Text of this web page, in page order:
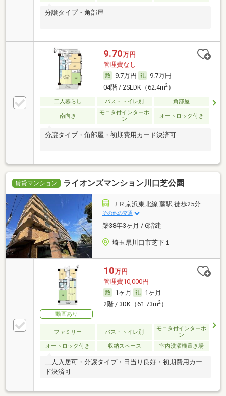
分譲タイプ・角部屋
9.70万円
管理費なし
9.7万円
9.7万円
04階 / 2SLDK（62.4m2）
二人暮らし バス・トイレ別 角部屋
南向き
モニタ付インターホ
ン
オートロック付き
分譲タイプ・角部屋・初期費用カード決済可
賃貸マンション ライオンズマンション川口芝公園
ＪＲ京浜東北線 蕨駅 徒歩25分
その他の交通
築38年3ヶ月 / 6階建
埼玉県川口市芝下１
動画あり
10万円
管理費10,000円
1ヶ月
1ヶ月
2階 / 3DK（61.73m2）
ファミリー バス・トイレ別
モニタ付インターホ
ン
オートロック付き
収納スペース 室内洗濯機置き場
二人入居可・分譲タイプ・日当り良好・初期費用カー
ド決済可